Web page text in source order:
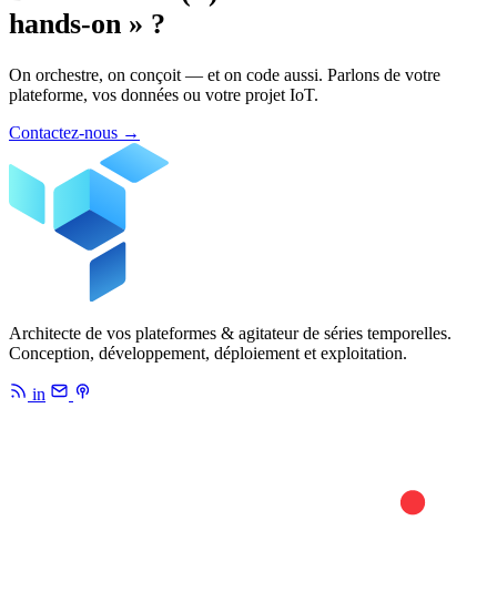
hands-on » ?
On orchestre, on conçoit — et on code aussi. Parlons de votre
plateforme, vos données ou votre projet IoT.
Contactez-nous →
Architecte de vos plateformes & agitateur de séries temporelles.
Conception, développement, déploiement et exploitation.
in